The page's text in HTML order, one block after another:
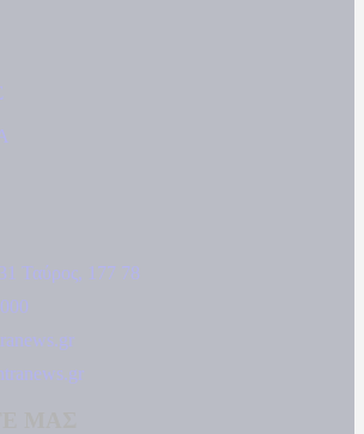
Ταύρος, 177 78